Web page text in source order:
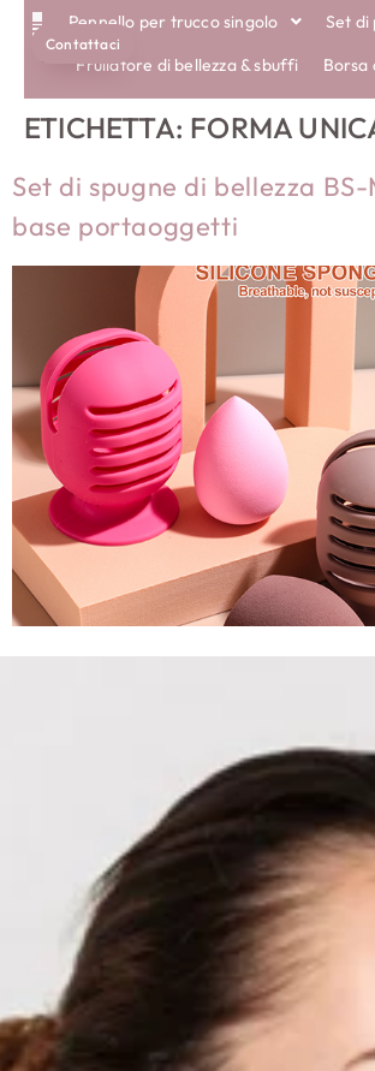
Contattaci
Pennello per trucco singolo
Set di
Frullatore di bellezza & sbuffi
Borsa
ETICHETTA: FORMA
Set di spugne di bellezza
base portaoggetti